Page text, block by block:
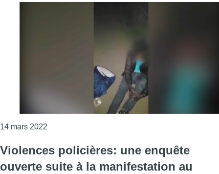
14 mars 2022
Violences policières: une enquête
ouverte suite à la manifestation au